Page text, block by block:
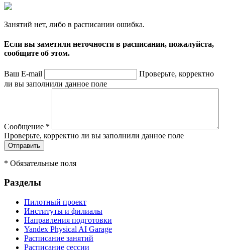
Занятий нет, либо в расписании ошибка.
Если вы заметили неточности в расписании, пожалуйста,
сообщите об этом.
Ваш E-mail
Проверьте, корректно
ли вы заполнили данное поле
Сообщение *
Проверьте, корректно ли вы заполнили данное поле
* Обязательные поля
Разделы
Пилотный проект
Институты и филиалы
Направления подготовки
Yandex Physical AI Garage
Расписание занятий
Расписание сессии